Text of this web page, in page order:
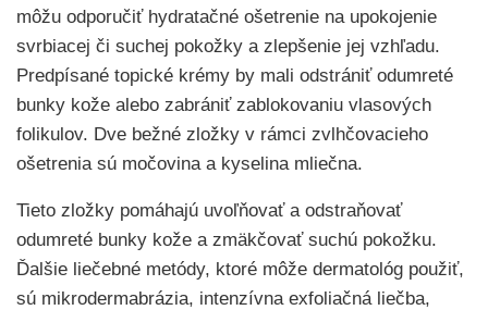
môžu odporučiť hydratačné ošetrenie na upokojenie
svrbiacej či suchej pokožky a zlepšenie jej vzhľadu.
Predpísané topické krémy by mali odstrániť odumreté
bunky kože alebo zabrániť zablokovaniu vlasových
folikulov. Dve bežné zložky v rámci zvlhčovacieho
ošetrenia sú močovina a kyselina mliečna.
Tieto zložky pomáhajú uvoľňovať a odstraňovať
odumreté bunky kože a zmäkčovať suchú pokožku.
Ďalšie liečebné metódy, ktoré môže dermatológ použiť,
sú mikrodermabrázia, intenzívna exfoliačná liečba,